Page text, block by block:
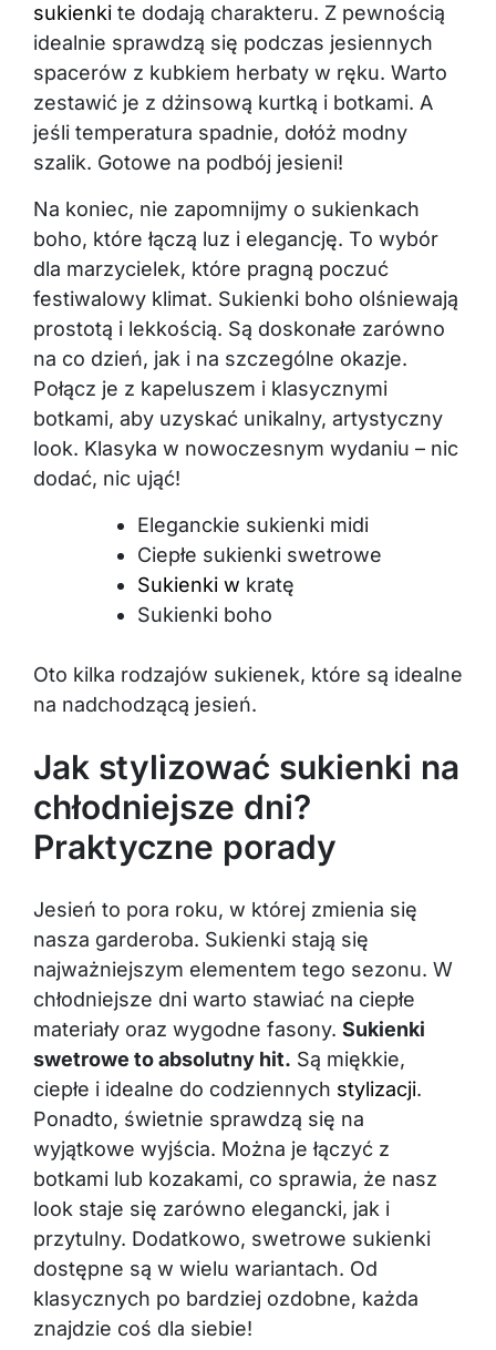
sukienki te dodają charakteru. Z pewnością
idealnie sprawdzą się podczas jesiennych
spacerów z kubkiem herbaty w ręku. Warto
zestawić je z dżinsową kurtką i botkami. A
jeśli temperatura spadnie, dołóż modny
szalik. Gotowe na podbój jesieni!
Na koniec, nie zapomnijmy o sukienkach
boho, które łączą luz i elegancję. To wybór
dla marzycielek, które pragną poczuć
festiwalowy klimat. Sukienki boho olśniewają
prostotą i lekkością. Są doskonałe zarówno
na co dzień, jak i na szczególne okazje.
Połącz je z kapeluszem i klasycznymi
botkami, aby uzyskać unikalny, artystyczny
look. Klasyka w nowoczesnym wydaniu – nic
dodać, nic ująć!
Eleganckie sukienki midi
Ciepłe sukienki swetrowe
Sukienki w kratę
Sukienki boho
Oto kilka rodzajów sukienek, które są idealne
na nadchodzącą jesień.
Jak stylizować sukienki na
chłodniejsze dni?
Praktyczne porady
Jesień to pora roku, w której zmienia się
nasza garderoba. Sukienki stają się
najważniejszym elementem tego sezonu. W
chłodniejsze dni warto stawiać na ciepłe
materiały oraz wygodne fasony. Sukienki
swetrowe to absolutny hit. Są miękkie,
ciepłe i idealne do codziennych stylizacji.
Ponadto, świetnie sprawdzą się na
wyjątkowe wyjścia. Można je łączyć z
botkami lub kozakami, co sprawia, że nasz
look staje się zarówno elegancki, jak i
przytulny. Dodatkowo, swetrowe sukienki
dostępne są w wielu wariantach. Od
klasycznych po bardziej ozdobne, każda
znajdzie coś dla siebie!